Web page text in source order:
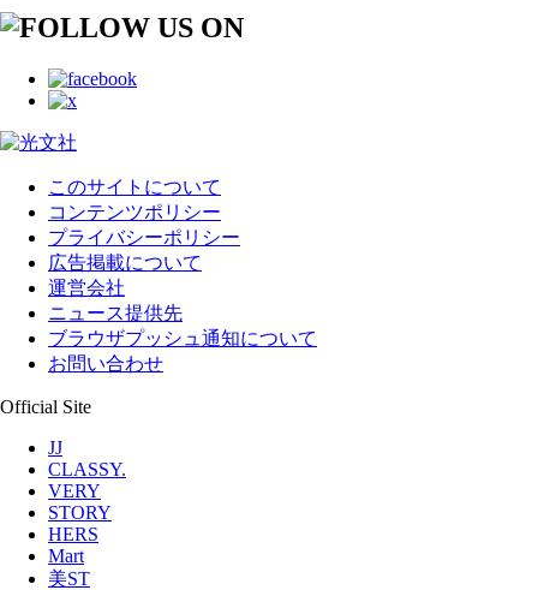
このサイトについて
コンテンツポリシー
プライバシーポリシー
広告掲載について
運営会社
ニュース提供先
ブラウザプッシュ通知について
お問い合わせ
Official Site
JJ
CLASSY.
VERY
STORY
HERS
Mart
美ST